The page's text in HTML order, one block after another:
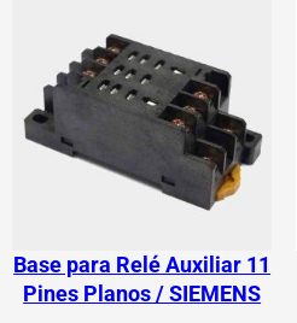
Base para Relé Auxiliar 11
Pines Planos / SIEMENS